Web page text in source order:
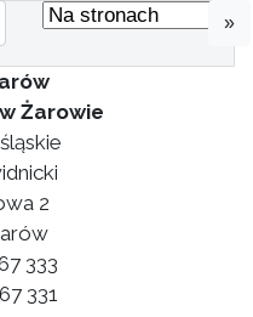
»
Żarowie
2
333
331